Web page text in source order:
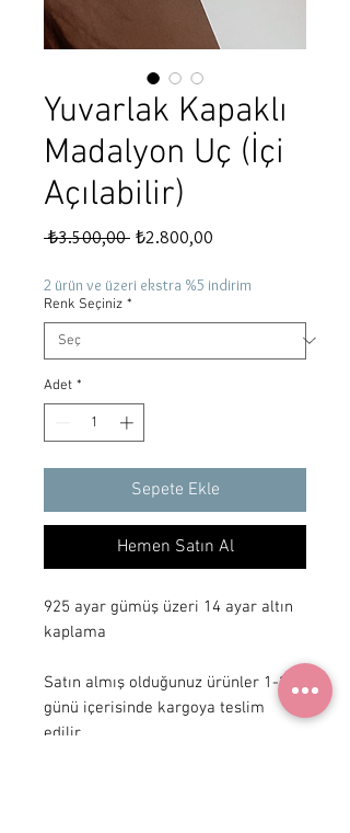
Yuvarlak Kapaklı
Madalyon Uç (İçi
Açılabilir)
₺3.500,00 Normal
₺2.800,00
2 ürün ve üzeri ekstra %5 indirim
Renk Seçiniz *
Adet *
Sepete Ekle
Hemen Satın Al
925 ayar gümüş üzeri 14 ayar altın
kaplama
Satın almış olduğunuz ürünler 1-3 iş
günü içerisinde kargoya teslim
edilir.